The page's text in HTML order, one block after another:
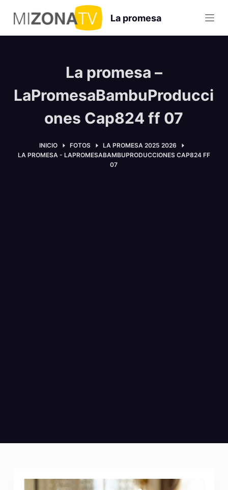
S
a
l
La promesa
La promesa –
LaPromesaBambuProducci
ones Cap824 ff 07
INICIO FOTOS
LA PROMESA 2025 2026
LA PROMESA - LAPROMESABAMBUPRODUCCIONES CAP824 FF
07